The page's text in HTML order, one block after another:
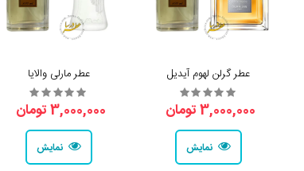
عطر گرلن لهوم آیدیل
3,000,000 تومان
نمایش
عطر مارلی والایا
3,000,000 تومان
نمایش